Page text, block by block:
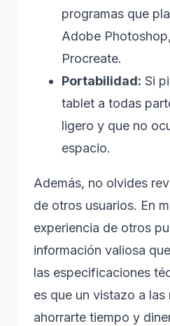
programas que
Adobe
Procreate.
Portabilidad: Si
tablet a todas
ligero y que no
espacio.
Además, no olvides
de otros usuarios. En
experiencia de otros
información valiosa
las especificaciones
es que un vistazo a las
ahorrarte tiempo y